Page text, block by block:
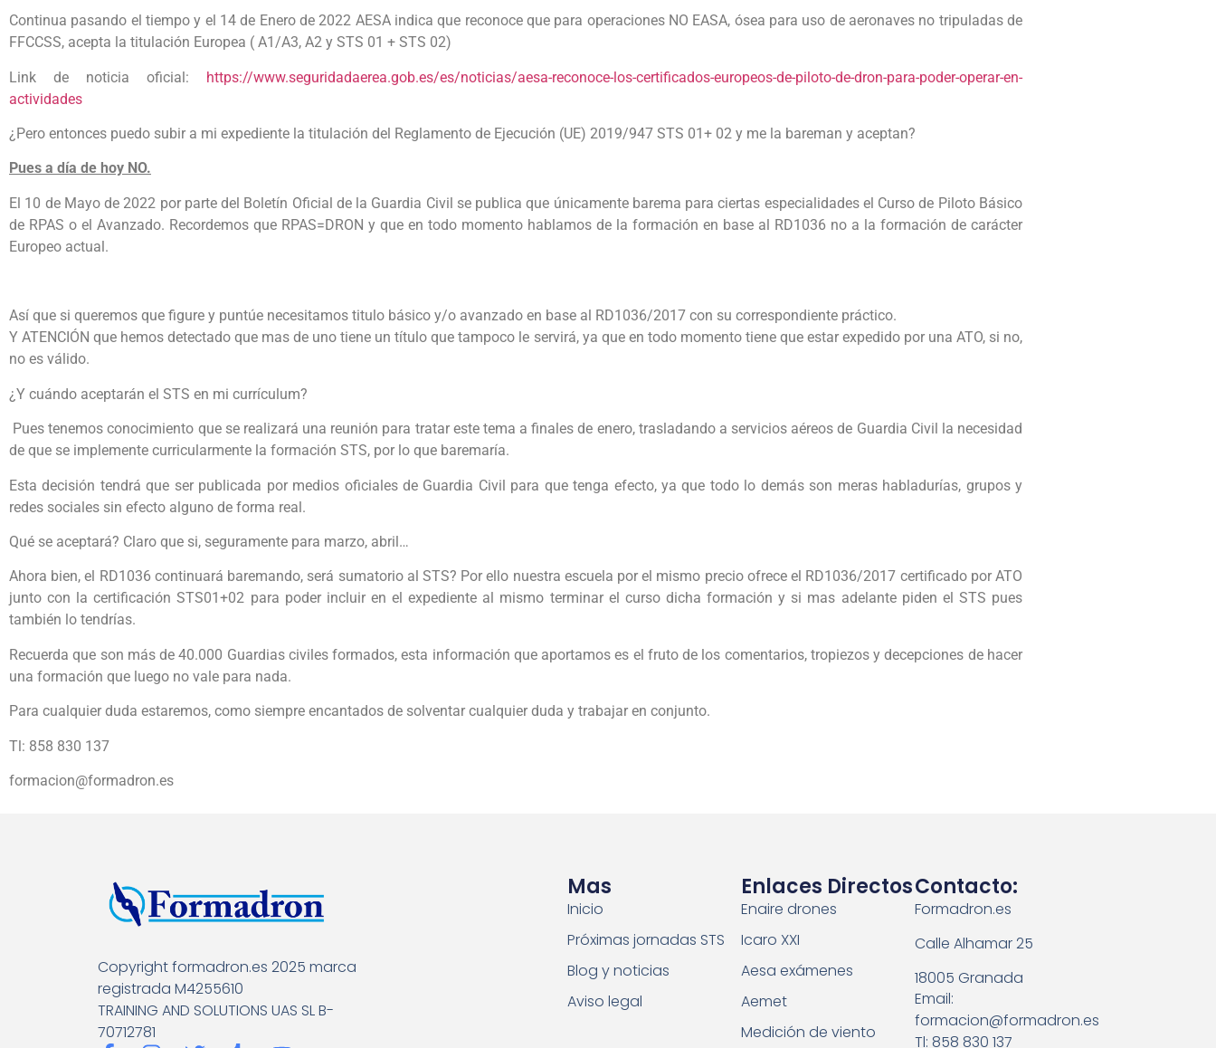
Continua pasando el tiempo y el 14 de Enero de 2022 AESA indica que reconoce que para operaciones NO EASA, ósea para uso de aeronaves no tripuladas de
FFCCSS, acepta la titulación Europea ( A1/A3, A2 y STS 01 + STS 02)
Link de noticia oficial: https://www.seguridadaerea.gob.es/es/noticias/aesa-reconoce-los-certificados-europeos-de-piloto-de-dron-para-poder-operar-en-
actividades
¿Pero entonces puedo subir a mi expediente la titulación del Reglamento de Ejecución (UE) 2019/947 STS 01+ 02 y me la bareman y aceptan?
Pues a día de hoy NO.
El 10 de Mayo de 2022 por parte del Boletín Oficial de la Guardia Civil se publica que únicamente barema para ciertas especialidades el Curso de Piloto Básico
de RPAS o el Avanzado. Recordemos que RPAS=DRON y que en todo momento hablamos de la formación en base al RD1036 no a la formación de carácter
Europeo actual.
Así que si queremos que figure y puntúe necesitamos titulo básico y/o avanzado en base al RD1036/2017 con su correspondiente práctico.
Y ATENCIÓN que hemos detectado que mas de uno tiene un título que tampoco le servirá, ya que en todo momento tiene que estar expedido por una ATO, si no,
no es válido.
¿Y cuándo aceptarán el STS en mi currículum?
Pues tenemos conocimiento que se realizará una reunión para tratar este tema a finales de enero, trasladando a servicios aéreos de Guardia Civil la necesidad
de que se implemente curricularmente la formación STS, por lo que baremaría.
Esta decisión tendrá que ser publicada por medios oficiales de Guardia Civil para que tenga efecto, ya que todo lo demás son meras habladurías, grupos y
redes sociales sin efecto alguno de forma real.
Qué se aceptará? Claro que si, seguramente para marzo, abril…
Ahora bien, el RD1036 continuará baremando, será sumatorio al STS? Por ello nuestra escuela por el mismo precio ofrece el RD1036/2017 certificado por ATO
junto con la certificación STS01+02 para poder incluir en el expediente al mismo terminar el curso dicha formación y si mas adelante piden el STS pues
también lo tendrías.
Recuerda que son más de 40.000 Guardias civiles formados, esta información que aportamos es el fruto de los comentarios, tropiezos y decepciones de hacer
una formación que luego no vale para nada.
Para cualquier duda estaremos, como siempre encantados de solventar cualquier duda y trabajar en conjunto.
Tl: 858 830 137
formacion@formadron.es
Copyright formadron.es 2025 marca
registrada M4255610
TRAINING AND SOLUTIONS UAS SL B-
70712781
Mas
Inicio
Próximas jornadas STS
Blog y noticias
Aviso legal
Enlaces Directos
Enaire drones
Icaro XXI
Aesa exámenes
Aemet
Medición de viento
Contacto:
Formadron.es
Calle Alhamar 25
18005 Granada
Email:
formacion@formadron.es
Tl: 858 830 137